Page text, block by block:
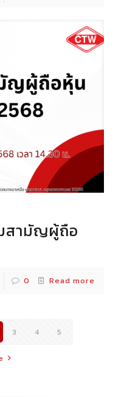
สามัญผู้ถือ
0 Read more
3 4 5